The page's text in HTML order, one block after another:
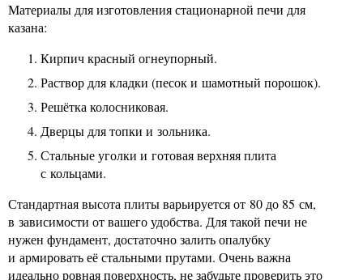
Материалы для изготовления стационарной печи для
казана:
Кирпич красный огнеупорный.
Раствор для кладки (песок и шамотный порошок).
Решётка колосниковая.
Дверцы для топки и зольника.
Стальные уголки и готовая верхняя плита
с кольцами.
Стандартная высота плиты варьируется от 80 до 85 см,
в зависимости от вашего удобства. Для такой печи не
нужен фундамент, достаточно залить опалубку
и армировать её стальными прутами. Очень важна
идеально ровная поверхность, не забудьте проверить это